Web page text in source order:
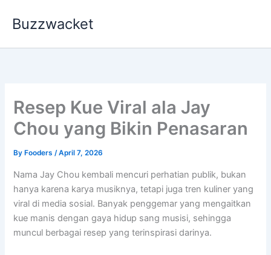
Buzzwacket
Resep Kue Viral ala Jay
Chou yang Bikin Penasaran
By Fooders/April 7, 2026
Nama Jay Chou kembali mencuri perhatian publik, bukan
hanya karena karya musiknya, tetapi juga tren kuliner yang
viral di media sosial. Banyak penggemar yang mengaitkan
kue manis dengan gaya hidup sang musisi, sehingga
muncul berbagai resep yang terinspirasi darinya.